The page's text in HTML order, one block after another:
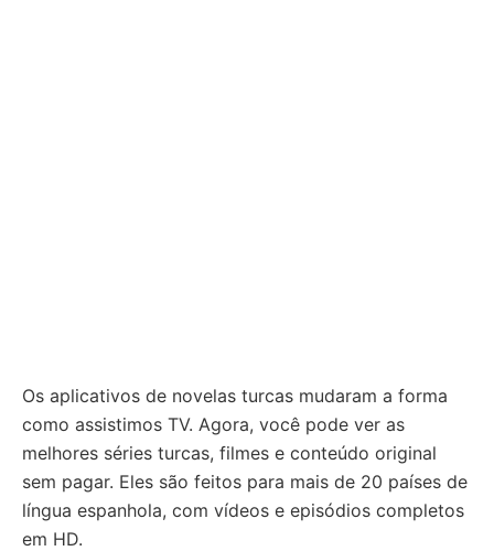
Os aplicativos de novelas turcas mudaram a forma
como assistimos TV. Agora, você pode ver as
melhores séries turcas, filmes e conteúdo original
sem pagar. Eles são feitos para mais de 20 países de
língua espanhola, com vídeos e episódios completos
em HD.